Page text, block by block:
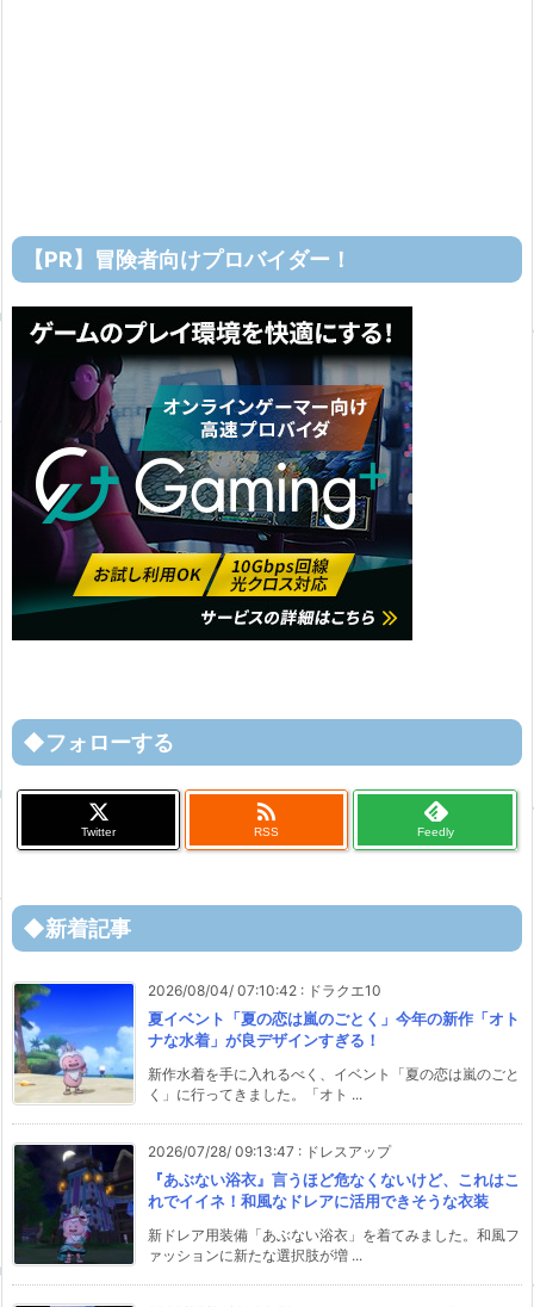
【PR】冒険者向けプロバイダー！
◆フォローする
Twitter

RSS Feedly
◆新着記事
2026/08/04/ 07:10:42 : ドラクエ10
夏イベント「夏の恋は嵐のごとく」今年の新作「オト
ナな水着」が良デザインすぎる！
新作水着を手に入れるべく、イベント「夏の恋は嵐のごと
く」に行ってきました。「オト ...
2026/07/28/ 09:13:47 : ドレスアップ
『あぶない浴衣』言うほど危なくないけど、これはこ
れでイイネ！和風なドレアに活用できそうな衣装
新ドレア用装備「あぶない浴衣」を着てみました。和風フ
ァッションに新たな選択肢が増 ...